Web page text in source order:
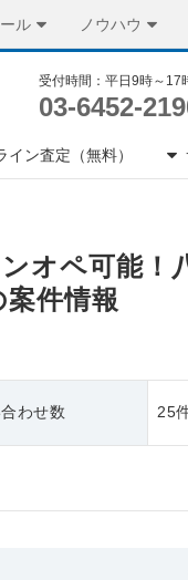
ル ノウハウ
受付時間：平日9時～17
03-6452-
イン査定（無料）
オペ可能！
件情報
わせ数 25